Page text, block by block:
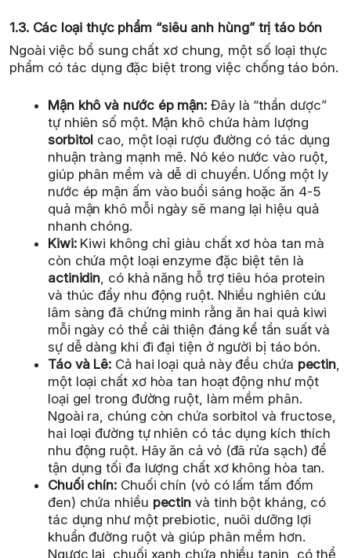
1.3. Các loại thực phẩm “siêu anh hùng” trị táo bón
Ngoài việc bổ sung chất xơ chung, một số loại thực
phẩm có tác dụng đặc biệt trong việc chống táo bón.
Mận khô và nước ép mận: Đây là “thần dược”
tự nhiên số một. Mận khô chứa hàm lượng
sorbitol cao, một loại rượu đường có tác dụng
nhuận tràng mạnh mẽ. Nó kéo nước vào ruột,
giúp phân mềm và dễ di chuyển. Uống một ly
nước ép mận ấm vào buổi sáng hoặc ăn 4-5
quả mận khô mỗi ngày sẽ mang lại hiệu quả
nhanh chóng.
Kiwi:Kiwi không chỉ giàu chất xơ hòa tan mà
còn chứa một loại enzyme đặc biệt tên là
actinidin , có khả năng hỗ trợ tiêu hóa protein
và thúc đẩy nhu động ruột. Nhiều nghiên cứu
lâm sàng đã chứng minh rằng ăn hai quả kiwi
mỗi ngày có thể cải thiện đáng kể tần suất và
sự dễ dàng khi đi đại tiện ở người bị táo bón.
Táo và Lê: Cả hai loại quả này đều chứa pectin
một loại chất xơ hòa tan hoạt động như một
loại gel trong đường ruột, làm mềm phân.
Ngoài ra, chúng còn chứa sorbitol và fructose,
hai loại đường tự nhiên có tác dụng kích thích
nhu động ruột. Hãy ăn cả vỏ (đã rửa sạch) để
tận dụng tối đa lượng chất xơ không hòa tan.
Chuối chín: Chuối chín (vỏ có lấm tấm đốm
đen) chứa nhiều pectin và tinh bột kháng, có
tác dụng như một prebiotic, nuôi dưỡng lợi
khuẩn đường ruột và giúp phân mềm hơn.
Ngược lại, chuối xanh chứa nhiều tanin, có thể